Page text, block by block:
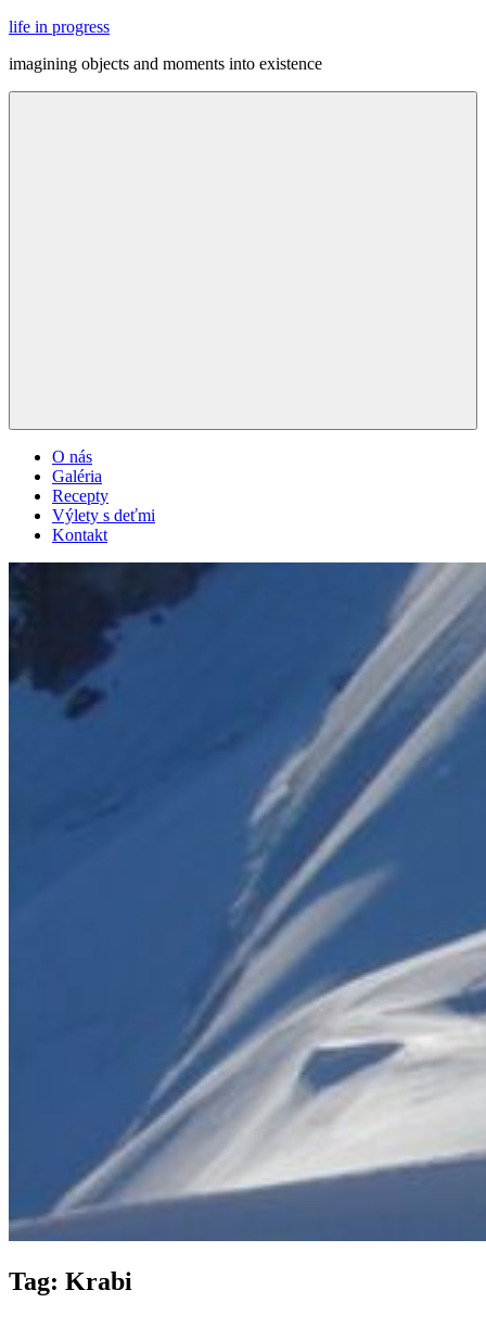
Skip
content
life in progress
imagining objects and moments into existence
O nás
Galéria
Recepty
Výlety s deťmi
Kontakt
Tag: Krabi